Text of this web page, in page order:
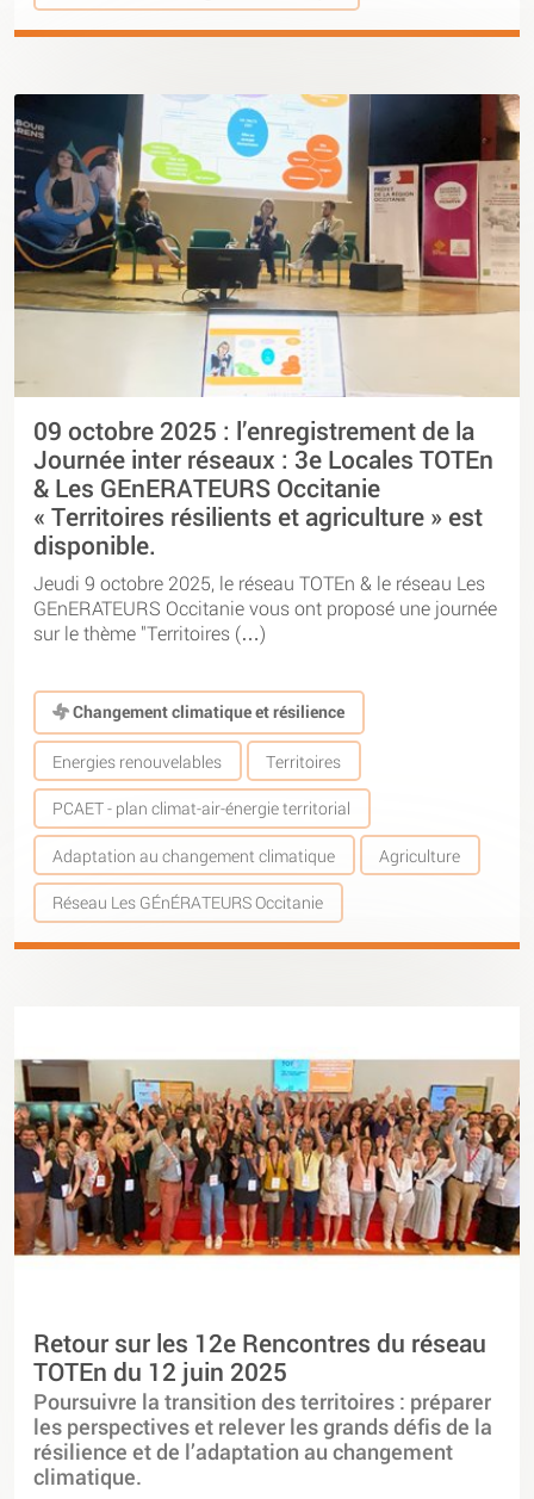
09 octobre 2025 : l’enregistrement de la
Journée inter réseaux : 3e Locales TOTEn
& Les GEnERATEURS Occitanie
« Territoires résilients et agriculture » est
disponible.
Jeudi 9 octobre 2025, le réseau TOTEn & le réseau Les
GEnERATEURS Occitanie vous ont proposé une journée
sur le thème "Territoires (…)
Changement climatique et résilience
Energies renouvelables Territoires
PCAET - plan climat-air-énergie territorial
Adaptation au changement climatique Agriculture
Réseau Les GÉnÉRATEURS Occitanie
Retour sur les 12e Rencontres du réseau
TOTEn du 12 juin 2025
Poursuivre la transition des territoires : préparer
les perspectives et relever les grands défis de la
résilience et de l’adaptation au changement
climatique.